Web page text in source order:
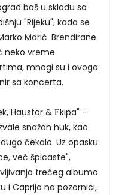
baš u skladu sa
"Rijeku", kada se
Marić. Brendirane
neko vreme
mnogi su i ovoga
sa koncerta.
Haustor & Еkipa" -
snažan huk, kao
čekalo. Uz opasku
već špicaste",
trećeg albuma
i Caprija na pozornici,